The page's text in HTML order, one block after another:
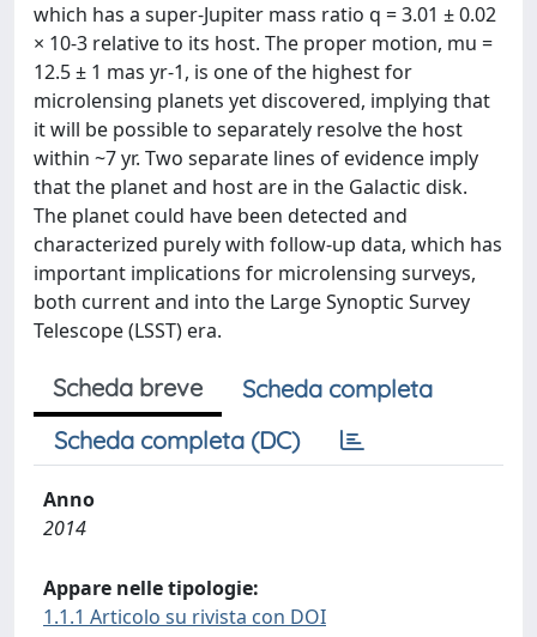
which has a super-Jupiter mass ratio q = 3.01 ± 0.02
× 10-3 relative to its host. The proper motion, mu =
12.5 ± 1 mas yr-1, is one of the highest for
microlensing planets yet discovered, implying that
it will be possible to separately resolve the host
within ~7 yr. Two separate lines of evidence imply
that the planet and host are in the Galactic disk.
The planet could have been detected and
characterized purely with follow-up data, which has
important implications for microlensing surveys,
both current and into the Large Synoptic Survey
Telescope (LSST) era.
Scheda breve
Scheda completa
Scheda completa (DC)
Anno
2014
Appare nelle tipologie:
1.1.1 Articolo su rivista con DOI